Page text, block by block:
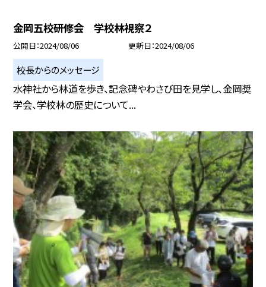
金岡五校研修会 学校林視察２
公開日 2024/08/06 更新日 2024/08/06
校長からのメッセージ
水神社から林道を歩き、記念碑やわさび田を見学し、金岡奨
学会、学校林の歴史について...